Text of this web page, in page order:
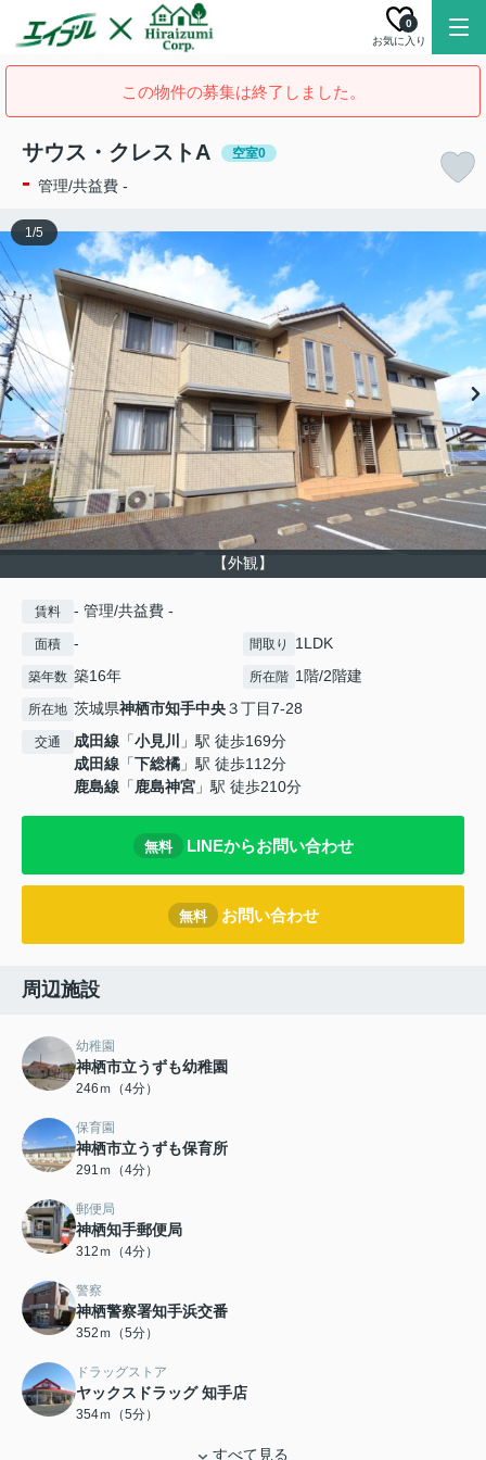
お気に入り
0
この物件の募集は終了しました。
サウス・クレストA 空室0
- 管理/共益費 -
【外観】
1/5
賃料 - 管理/共益費 -
面積 - 間取り 1LDK
築年数 築16年 所在階 1階/2階建
所在地 茨城県神栖市知手中央３丁目7-28
交通 成田線 「小見川
」駅 徒歩169分
成田線 「下総橘 」駅 徒歩112分
鹿島線 「鹿島神宮 」駅 徒歩210分
無料 LINEからお問い合わせ
無料 お問い合わせ
周辺施設
幼稚園
神栖市立うずも幼稚園
246ｍ（4分）
保育園
神栖市立うずも保育所
291ｍ（4分）
郵便局
神栖知手郵便局
312ｍ（4分）
警察
神栖警察署知手浜交番
352ｍ（5分）
ドラッグストア
ヤックスドラッグ 知手店
354ｍ（5分）
すべて見る